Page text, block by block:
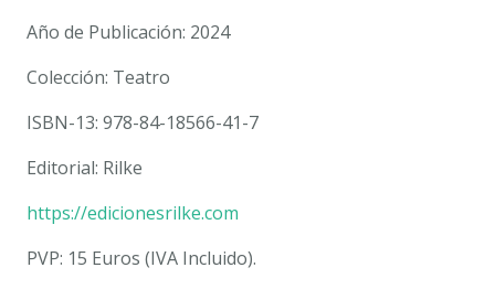
Año de Publicación: 2024
Colección: Teatro
ISBN-13: 978-84-18566-41-7
Editorial: Rilke
https://edicionesrilke.com
PVP: 15 Euros (IVA Incluido).